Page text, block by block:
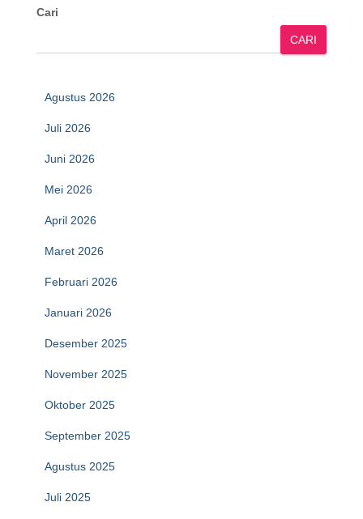
Cari
CARI
Agustus 2026
Juli 2026
Juni 2026
Mei 2026
April 2026
Maret 2026
Februari 2026
Januari 2026
Desember 2025
November 2025
Oktober 2025
September 2025
Agustus 2025
Juli 2025